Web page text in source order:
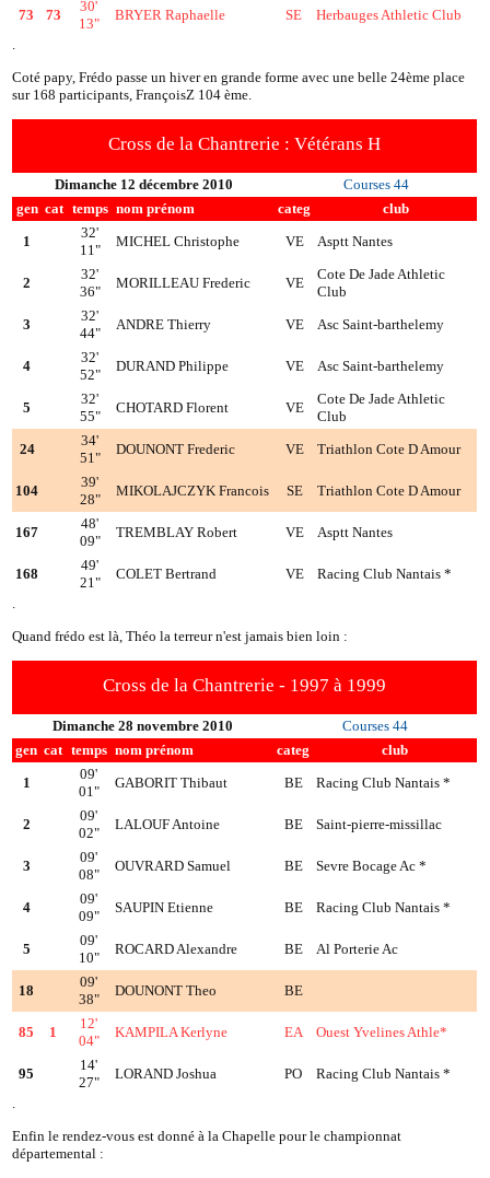
73 73
30'
13"
BRYER Raphaelle SE
Herbauges Athletic Club
Coté papy, Frédo passe un hiver en grande forme avec une belle 24ème place
sur 168 participants, FrançoisZ 104 ème.
Cross de la Chantrerie : Vétérans H
Dimanche 12 décembre 2010
Courses 44
gen cat temps nom prénom categ club
1
32'
11"
MICHEL Christophe VE Asptt Nantes
2
32'
36"
MORILLEAU Frederic VE
Cote De Jade Athletic
Club
3
32'
44"
ANDRE Thierry VE Asc Saint-barthelemy
4
32'
52"
DURAND Philippe VE Asc Saint-barthelemy
5
32'
55"
CHOTARD Florent VE
Cote De Jade Athletic
Club
24
34'
51"
DOUNONT Frederic VE Triathlon Cote D Amour
104
39'
28"
MIKOLAJCZYK Francois SE Triathlon Cote D Amour
167
48'
09"
TREMBLAY Robert VE Asptt Nantes
168
49'
21"
COLET Bertrand VE
Racing Club Nantais *
Quand frédo est là, Théo la terreur n'est jamais bien loin :
Cross de la Chantrerie - 1997 à 1999
Dimanche 28 novembre 2010
Courses 44
gen cat temps nom prénom categ club
1
09'
01"
GABORIT Thibaut BE Racing Club Nantais *
2
09'
02"
LALOUF Antoine BE Saint-pierre-missillac
3
09'
08"
OUVRARD Samuel BE Sevre Bocage Ac *
4
09'
09"
SAUPIN Etienne BE Racing Club Nantais *
5
09'
10"
ROCARD Alexandre BE Al Porterie Ac
18
09'
38"
DOUNONT Theo BE
85 1
12'
04"
KAMPILA Kerlyne EA Ouest Yvelines Athle*
95
14'
27"
LORAND Joshua PO
Racing Club Nantais *
Enfin le rendez-vous est donné à la Chapelle pour le championnat
départemental :